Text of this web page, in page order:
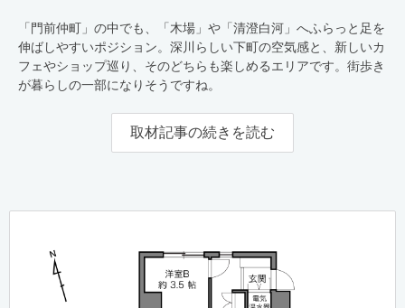
「門前仲町」の中でも、「木場」や「清澄白河」へふらっと足を
伸ばしやすいポジション。深川らしい下町の空気感と、新しいカ
フェやショップ巡り、そのどちらも楽しめるエリアです。街歩き
が暮らしの一部になりそうですね。
取材記事の続きを読む